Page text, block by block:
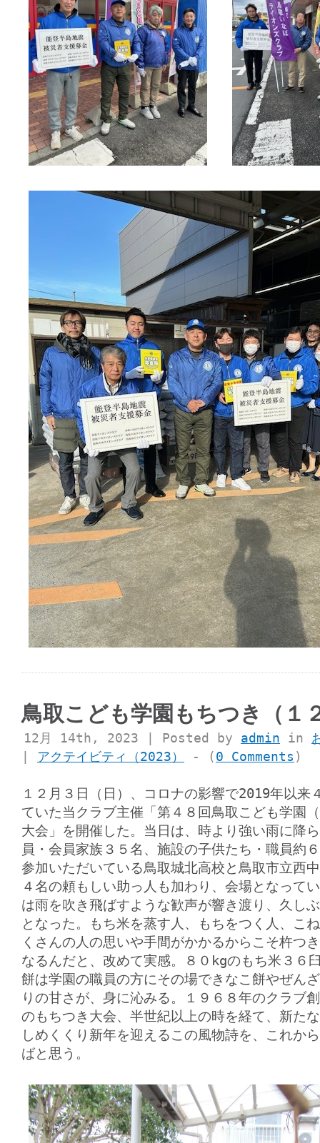
鳥取こども学園もちつき（１
12月 14th, 2023 | Posted by admin in
アクテイビティ（2023） - (0 Comments )
１２月３日（日）、コロナの影響で2019年以来
ていた当クラブ主催「第４８回鳥取こども学園
大会」を開催した。当日は、時より強い雨に降
員・会員家族３５名、施設の子供たち・職員約
参加いただいている鳥取城北高校と鳥取市立西
４名の頼もしい助っ人も加わり、会場となって
は雨を吹き飛ばすような歓声が響き渡り、久し
となった。もち米を蒸す人、もちをつく人、こ
くさんの人の思いや手間がかかるからこそ杵つ
なるんだと、改めて実感。８０kgのもち米３６
餅は学園の職員の方にその場できなこ餅やぜん
りの甘さが、身に沁みる。１９６８年のクラブ
のもちつき大会、半世紀以上の時を経て、新た
しめくくり新年を迎えるこの風物詩を、これか
ばと思う。